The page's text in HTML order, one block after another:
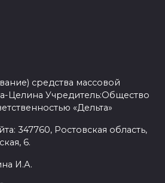
средства массовой
Целина Учредитель:Общество
«Дельта»
347760, Ростовская область,
6.
И.А.